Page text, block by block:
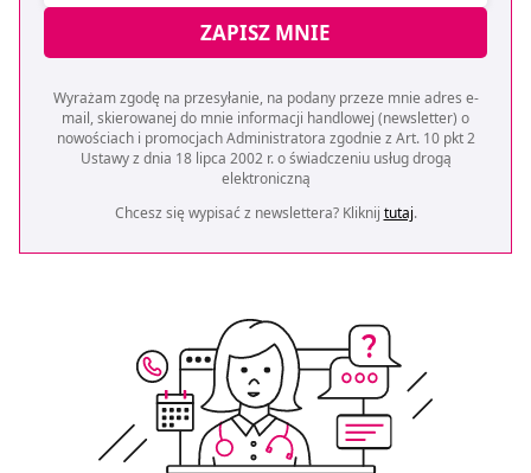
ZAPISZ MNIE
Wyrażam zgodę na przesyłanie, na podany przeze mnie adres e-
mail, skierowanej do mnie informacji handlowej (newsletter) o
nowościach i promocjach Administratora zgodnie z Art. 10 pkt 2
Ustawy z dnia 18 lipca 2002 r. o świadczeniu usług drogą
elektroniczną
Chcesz się wypisać z newslettera? Kliknij tutaj.